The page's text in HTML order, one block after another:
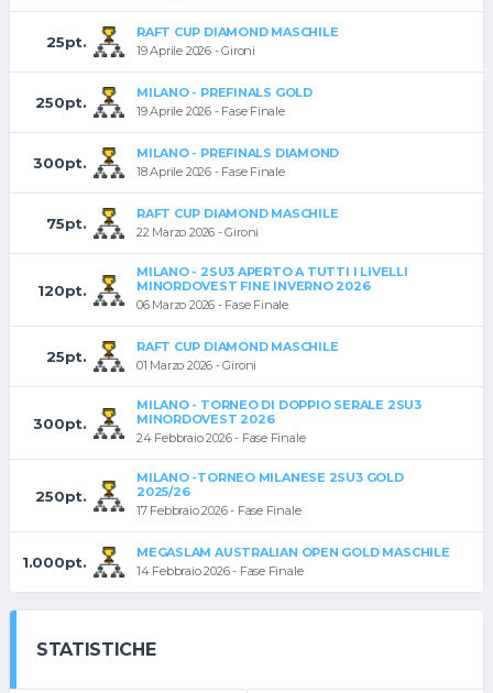
25pt.
RAFT CUP DIAMOND MASCHILE
19 Aprile 2026 - Gironi
250pt.
MILANO - PREFINALS GOLD
19 Aprile 2026 - Fase Finale
300pt.
MILANO - PREFINALS DIAMOND
18 Aprile 2026 - Fase Finale
75pt.
RAFT CUP DIAMOND MASCHILE
22 Marzo 2026 - Gironi
120pt.
MILANO - 2SU3 APERTO A TUTTI I LIVELLI
MINORDOVEST FINE INVERNO 2026
06 Marzo 2026 - Fase Finale
25pt.
RAFT CUP DIAMOND MASCHILE
01 Marzo 2026 - Gironi
300pt.
MILANO - TORNEO DI DOPPIO SERALE 2SU3
MINORDOVEST 2026
24 Febbraio 2026 - Fase Finale
250pt.
MILANO -TORNEO MILANESE 2SU3 GOLD
2025/26
17 Febbraio 2026 - Fase Finale
1.000pt.
MEGASLAM AUSTRALIAN OPEN GOLD MASCHILE
14 Febbraio 2026 - Fase Finale
STATISTICHE